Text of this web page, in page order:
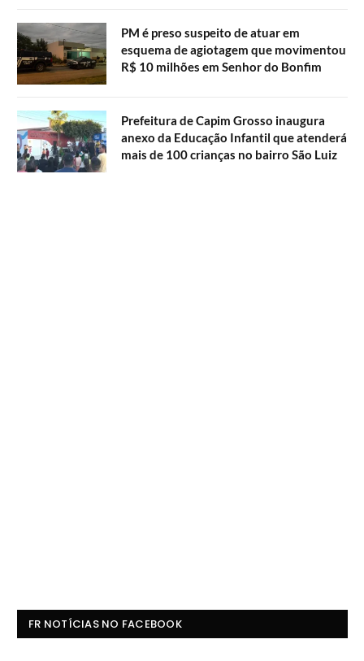
PM é preso suspeito de atuar em
esquema de agiotagem que movimentou
R$ 10 milhões em Senhor do Bonfim
Prefeitura de Capim Grosso inaugura
anexo da Educação Infantil que atenderá
mais de 100 crianças no bairro São Luiz
FR NOTÍCIAS NO FACEBOOK